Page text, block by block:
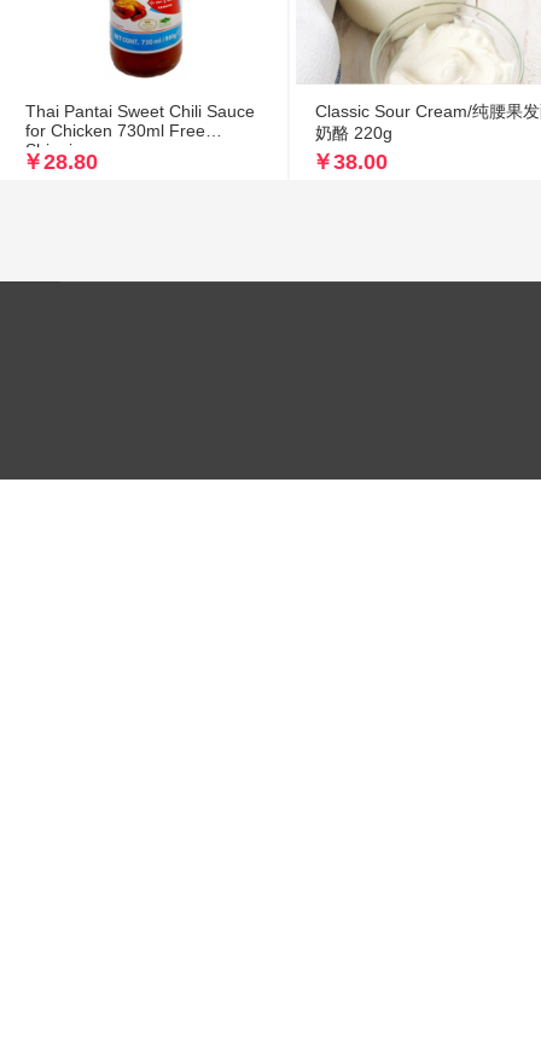
Thai Pantai Sweet Chili Sauce
for Chicken 730ml Free
Shipping
￥28.80
Classic Sour Cream/纯腰果
奶酪 220g
￥38.00